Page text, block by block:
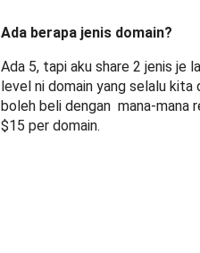
Ada berapa jenis domain?
Ada 5, tapi aku share 2 jenis je
level ni domain yang selalu kita
boleh beli dengan mana-mana
$15 per domain.